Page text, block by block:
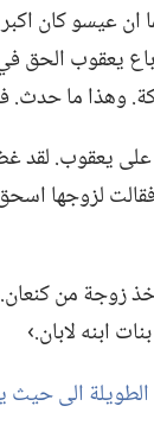
ان عيسو كان
يعقوب الحق في
وهذا ما
يعقوب.‏
لزوجها
زوجة من
ابنه لابان.‏›‏
الطويلة الى